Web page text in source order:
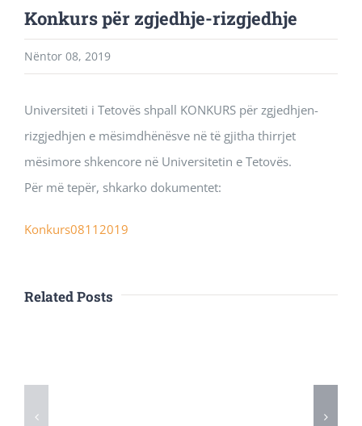
Konkurs për zgjedhje-rizgjedhje
Nëntor 08, 2019
Universiteti i Tetovës shpall KONKURS për zgjedhjen-
rizgjedhjen e mësimdhënësve në të gjitha thirrjet
mësimore shkencore në Universitetin e Tetovës.
Për më tepër, shkarko dokumentet:
Konkurs08112019
Related Posts